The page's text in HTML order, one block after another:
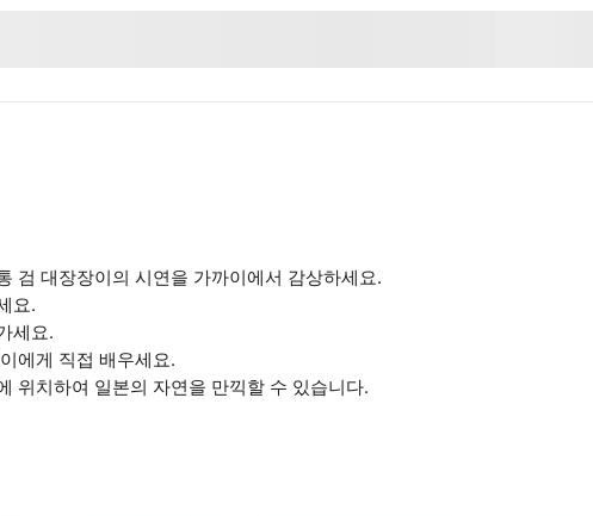
검 대장장이의 시연을 가까이에서 감상하세요.
요.
세요.
에게 직접 배우세요.
위치하여 일본의 자연을 만끽할 수 있습니다.